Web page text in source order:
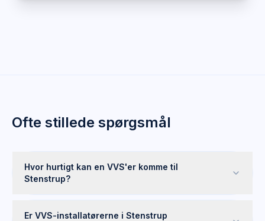
Ofte stillede spørgsmål
Hvor hurtigt kan en VVS'er komme til
Stenstrup?
Er VVS-installatørerne i Stenstrup